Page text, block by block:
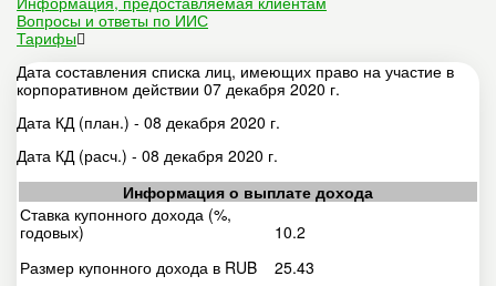
Вопросы и ответы по ИИС
Тарифы
Дата составления списка лиц, имеющих право на участие в
корпоративном действии 07 декабря 2020 г.
Дата КД (план.) - 08 декабря 2020 г.
Дата КД (расч.) - 08 декабря 2020 г.
Информация о выплате дохода
Ставка купонного дохода (%,
годовых)
Размер купонного дохода в RUB
10.2
25.43